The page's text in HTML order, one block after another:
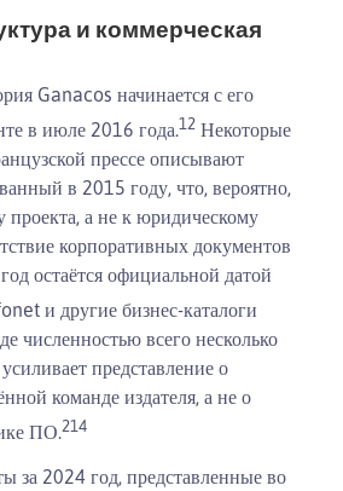
и коммерческая
Ganacos начинается с его
в июле 2016 года.12 Некоторые
прессе описывают
в 2015 году, что, вероятно,
проекта, а не к юридическому
корпоративных документов
остаётся официальной датой
и другие бизнес-каталоги
численностью всего несколько
представление о
команде издателя, а не о
ПО.214
за 2024 год, представленные во